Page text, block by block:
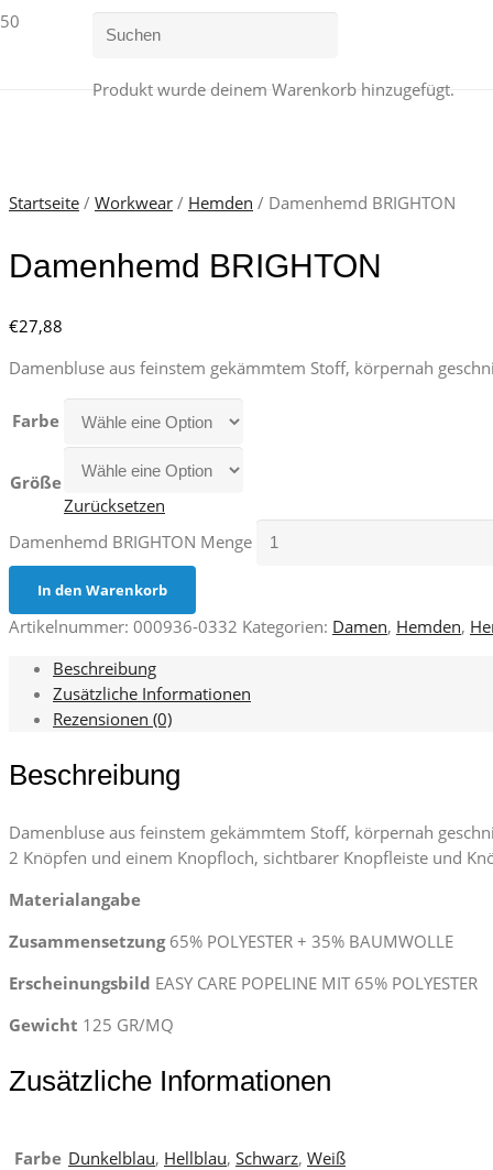
Produkt wurde deinem Warenkorb hinzugefügt.
Startseite / Workwear / Hemden / Damenhemd BRIGHTON
Damenhemd BRIGHTON
€27,88
Damenbluse aus feinstem gekämmtem Stoff, körpernah
Farbe
Größe
Zurücksetzen
Damenhemd BRIGHTON Menge
In den Warenkorb
Artikelnummer: 000936-0332 Kategorien: Damen, Hemden,
Beschreibung
Zusätzliche Informationen
Rezensionen (0)
Beschreibung
Damenbluse aus feinstem gekämmtem Stoff, körpernah
2 Knöpfen und einem Knopfloch, sichtbarer Knopfleiste und
Materialangabe
Zusammensetzung65% POLYESTER + 35% BAUMWOLLE
Erscheinungsbild EASY CARE POPELINE MIT 65% POLYESTER
Gewicht 125 GR/MQ
Zusätzliche Informationen
Farbe Dunkelblau, Hellblau, Schwarz, Weiß